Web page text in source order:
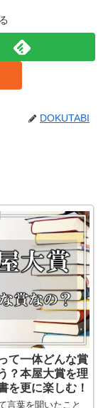
DOKUTABI
て一体どんな賞
？本屋大賞を理
を更に楽しむ！
言葉を聞いたこと